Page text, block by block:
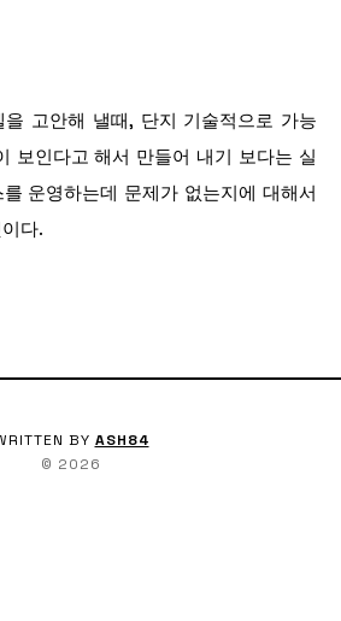
을 고안해 낼때, 단지 기술적으로 가능
보인다고 해서 만들어 내기 보다는 실
운영하는데 문제가 없는지에 대해서
다.
BY ASH84
© 2026